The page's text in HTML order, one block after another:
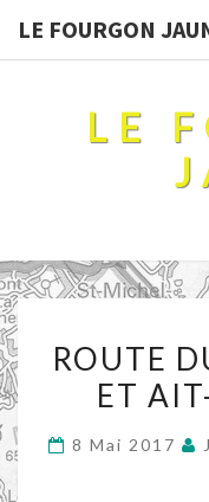
LE FOURGON
LE
ROUTE
ET
8 Mai 2017